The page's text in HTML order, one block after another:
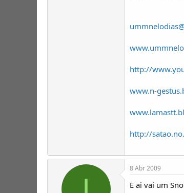
http://
www.n-
http://
8 Abr 2009
E ai vai um